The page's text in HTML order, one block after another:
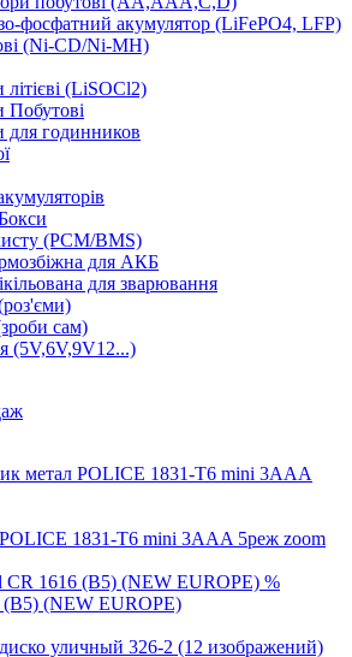
фосфатний акумулятор (LiFePO4, LFP)
(Ni-CD/Ni-MH)
літієві (LiSOCl2)
Побутові
для годинников
(PCM/BMS)
для АКБ
для зварювання
сам)
(5V,6V,9V12...)
1831-T6 mini 3AAA 5реж zoom
%
(NEW EUROPE)